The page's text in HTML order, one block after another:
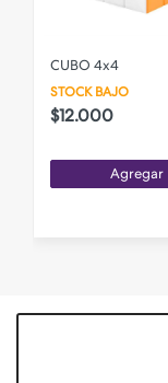
CUBO 4x4
STOCK BAJO
$12.000
Agregar